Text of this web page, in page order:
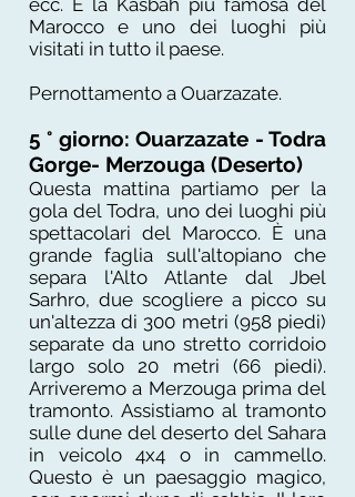
ecc. È la Kasbah più famosa del
Marocco e uno dei luoghi più
visitati in tutto il paese.
Pernottamento a Ouarzazate.
5 ° giorno: Ouarzazate - Todra
Gorge- Merzouga (Deserto)
Questa mattina partiamo per la
gola del Todra, uno dei luoghi più
spettacolari del Marocco. È una
grande faglia sull'altopiano che
separa l'Alto Atlante dal Jbel
Sarhro, due scogliere a picco su
un'altezza di 300 metri (958 piedi)
separate da uno stretto corridoio
largo solo 20 metri (66 piedi).
Arriveremo a Merzouga prima del
tramonto. Assistiamo al tramonto
sulle dune del deserto del Sahara
in veicolo 4x4 o in cammello.
Questo è un paesaggio magico,